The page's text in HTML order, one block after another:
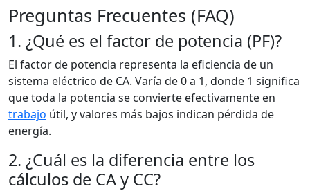
Preguntas Frecuentes (FAQ)
1. ¿Qué es el factor de potencia (PF)?
El factor de potencia representa la eficiencia de un
sistema eléctrico de CA. Varía de 0 a 1, donde 1 significa
que toda la potencia se convierte efectivamente en
trabajo útil, y valores más bajos indican pérdida de
energía.
2. ¿Cuál es la diferencia entre los
cálculos de CA y CC?